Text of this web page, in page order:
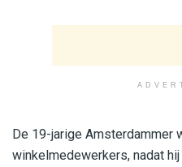
De 19-jarige Amsterdammer
winkelmedewerkers, nadat